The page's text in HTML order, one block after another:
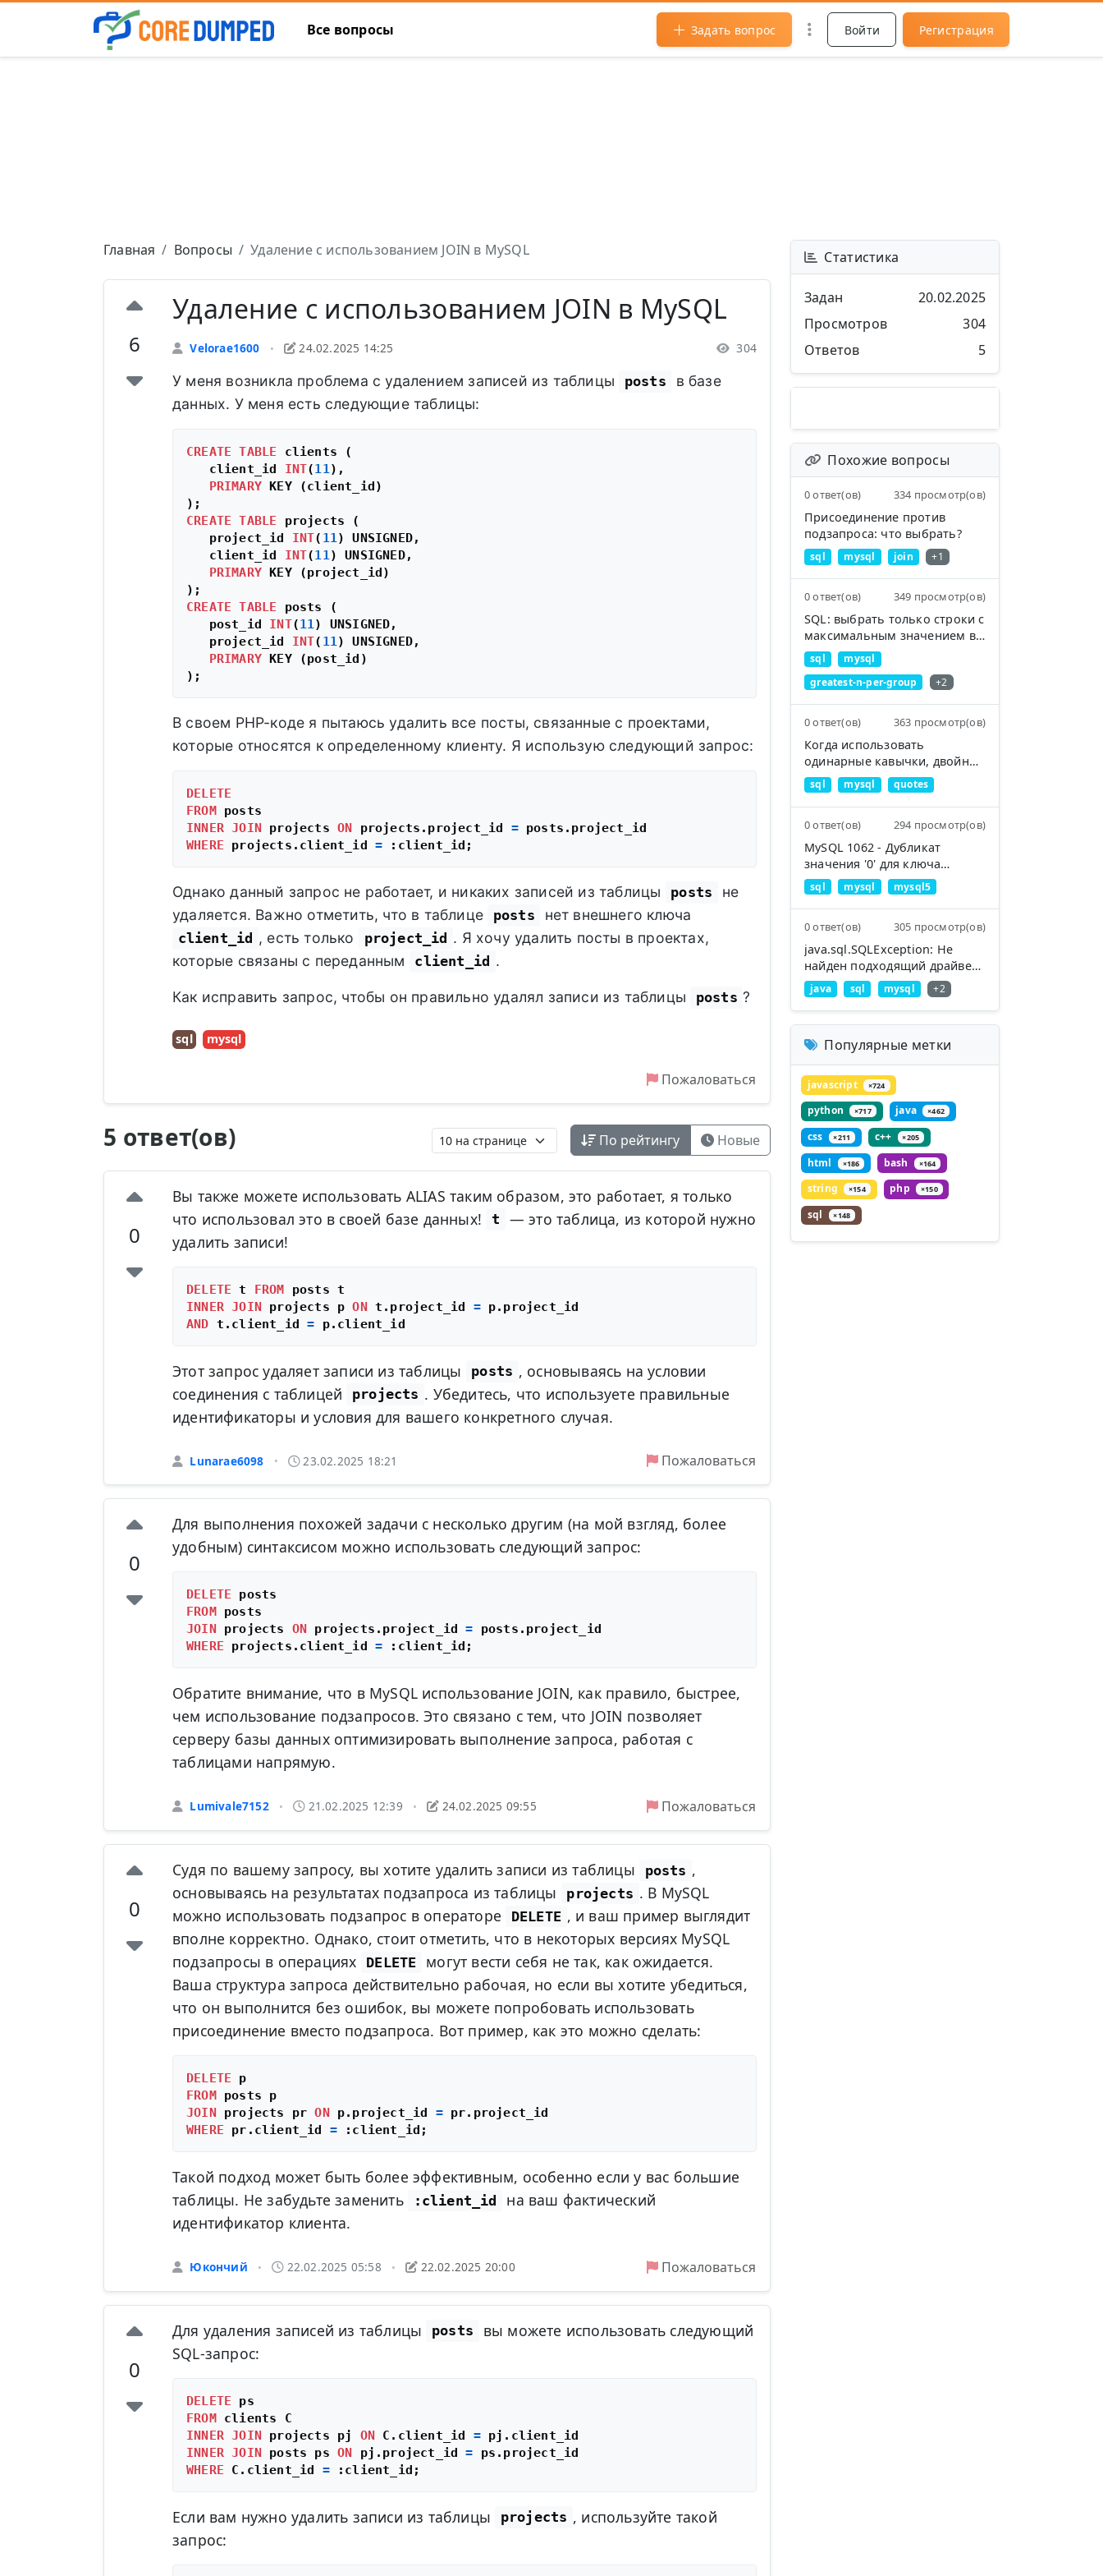
Все вопросы Задать вопрос Войти Регистрация
Главная Вопросы Удаление с использованием JOIN в MySQL
6
Удаление с использованием JOIN в MySQL
Velorae1600 • 24.02.2025 14:25 304
У меня возникла проблема с удалением записей из таблицы posts
в базе
данных. У меня есть следующие таблицы:
CREATE TABLE clients (
   client_id
INT(11 ),
PRIMARY KEY (client_id)
CREATE
TABLE projects (
   project_id
INT( 11 ) UNSIGNED,
   client_id
INT(11 ) UNSIGNED,
PRIMARY KEY (project_id)
CREATE
TABLE posts (
   post_id
INT(11 ) UNSIGNED,
   project_id
INT( 11 ) UNSIGNED,
PRIMARY KEY (post_id)
В своем PHP-коде я пытаюсь удалить все посты, связанные с проектами,
которые относятся к определенному клиенту. Я использую следующий запрос:
DELETE
FROM
INNER JOIN projects ON projects.project_id =
WHERE projects.client_id =
Однако данный запрос не работает, и никаких записей из таблицы posts
не
удаляется. Важно отметить, что в таблице
posts нет внешнего ключа
client_id , есть только project_id . Я хочу удалить посты в проектах,
которые связаны с переданным
client_id .
Как исправить запрос, чтобы он правильно удалял записи из таблицы posts ?
sql mysql
Пожаловаться
5 ответ(ов) По рейтингу Новые
0
Вы также можете использовать ALIAS таким образом, это работает, я только
что использовал это в своей базе данных!
t
— это таблица, из которой нужно
удалить записи!
DELETE t FROM
INNER JOIN projects p ON t.project_id =
AND t.client_id =
Этот запрос удаляет записи из таблицы posts , основываясь на условии
соединения с таблицей
projects . Убедитесь, что используете правильные
идентификаторы и условия для вашего конкретного случая.
Lunarae6098 • 23.02.2025 18:21 Пожаловаться
0
Для выполнения похожей задачи с несколько другим (на мой взгляд, более
удобным) синтаксисом можно использовать следующий запрос:
DELETE
FROM
JOIN projects ON projects.project_id =
WHERE projects.client_id =
Обратите внимание, что в MySQL использование JOIN, как правило, быстрее,
чем использование подзапросов. Это связано с тем, что JOIN позволяет
серверу базы данных оптимизировать выполнение запроса, работая с
таблицами напрямую.
Lumivale7152 • 21.02.2025 12:39 • 24.02.2025 09:55 Пожаловаться
0
Судя по вашему запросу, вы хотите удалить записи из таблицы posts ,
основываясь на результатах подзапроса из таблицы
projects . В MySQL
можно использовать подзапрос в операторе
DELETE , и ваш пример выглядит
вполне корректно. Однако, стоит отметить, что в некоторых версиях MySQL
подзапросы в операциях
DELETE
могут вести себя не так, как ожидается.
Ваша структура запроса действительно рабочая, но если вы хотите убедиться,
что он выполнится без ошибок, вы можете попробовать использовать
присоединение вместо подзапроса. Вот пример, как это можно сделать:
DELETE
FROM
JOIN projects pr ON p.project_id =
WHERE pr.client_id =
Такой подход может быть более эффективным, особенно если у вас большие
таблицы. Не забудьте заменить
:client_id
на ваш фактический
идентификатор клиента.
Юкончий • 22.02.2025 05:58 • 22.02.2025 20:00 Пожаловаться
0
Для удаления записей из таблицы posts
вы можете использовать следующий
SQL-запрос:
DELETE
FROM
INNER JOIN projects pj ON C.client_id =
INNER JOIN posts ps ON pj.project_id =
WHERE C.client_id =
Если вам нужно удалить записи из таблицы projects , используйте такой
запрос:
Статистика
Задан
20.02.2025
Просмотров
304
Ответов
5
Похожие вопросы
0 ответ(ов) 334 просмотр(ов)
Присоединение против
подзапроса: что выбрать?
sql mysql join +1
0 ответ(ов) 349 просмотр(ов)
SQL: выбрать только строки с
максимальным значением в
столбце
sql
mysql
greatest-n-per-group
+2
0 ответ(ов) 363 просмотр(ов)
Когда использовать
одинарные кавычки, двойные
кавычки и обратные кавычки
в MySQL
sql mysql quotes
0 ответ(ов) 294 просмотр(ов)
MySQL 1062 - Дубликат
значения '0' для ключа
'PRIMARY'
sql mysql mysql5
0 ответ(ов) 305 просмотр(ов)
java.sql.SQLException: Не
найден подходящий драйвер
для
jdbc:mysql://localhost:3306/db
name
java sql mysql +2
Популярные метки
javascript ×724
python ×717 java ×462
css ×211 c++ ×205
html ×186 bash ×164
string ×154 php ×150
sql ×148